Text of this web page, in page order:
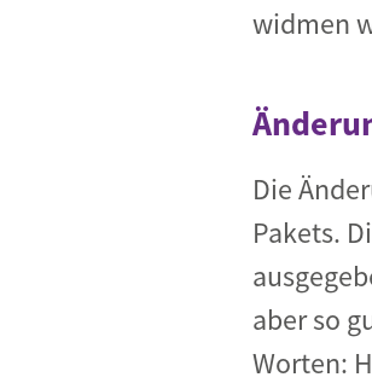
widmen
Die
Pakets.
aber so
Worten: